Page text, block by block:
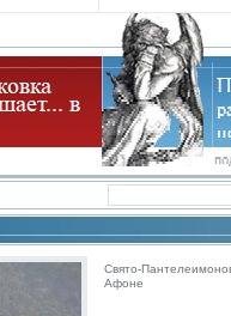
Свято-
Афоне